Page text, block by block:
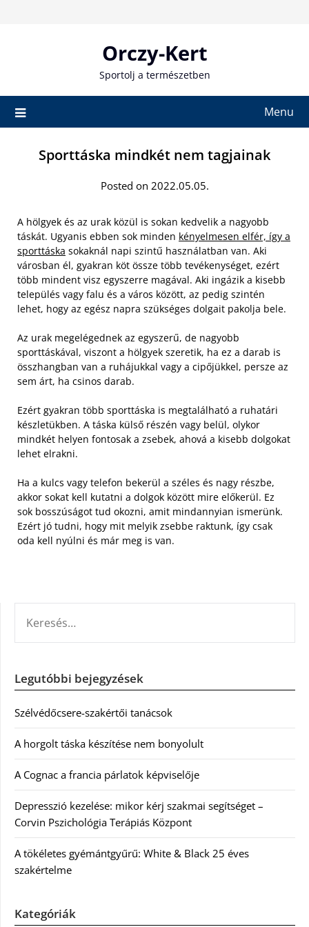
Orczy-Kert
Sportolj a természetben
Menu
Sporttáska mindkét nem tagjainak
Posted on 2022.05.05.
A hölgyek és az urak közül is sokan kedvelik a nagyobb
táskát. Ugyanis ebben sok minden kényelmesen elfér, így a
sporttáska sokaknál napi szintű használatban van. Aki
városban él, gyakran köt össze több tevékenységet, ezért
több mindent visz egyszerre magával. Aki ingázik a kisebb
település vagy falu és a város között, az pedig szintén
lehet, hogy az egész napra szükséges dolgait pakolja bele.
Az urak megelégednek az egyszerű, de nagyobb
sporttáskával, viszont a hölgyek szeretik, ha ez a darab is
összhangban van a ruhájukkal vagy a cipőjükkel, persze az
sem árt, ha csinos darab.
Ezért gyakran több sporttáska is megtalálható a ruhatári
készletükben. A táska külső részén vagy belül, olykor
mindkét helyen fontosak a zsebek, ahová a kisebb dolgokat
lehet elrakni.
Ha a kulcs vagy telefon bekerül a széles és nagy részbe,
akkor sokat kell kutatni a dolgok között mire előkerül. Ez
sok bosszúságot tud okozni, amit mindannyian ismerünk.
Ezért jó tudni, hogy mit melyik zsebbe raktunk, így csak
oda kell nyúlni és már meg is van.
Legutóbbi bejegyzések
Szélvédőcsere-szakértői tanácsok
A horgolt táska készítése nem bonyolult
A Cognac a francia párlatok képviselője
Depresszió kezelése: mikor kérj szakmai segítséget –
Corvin Pszichológia Terápiás Központ
A tökéletes gyémántgyűrű: White & Black 25 éves
szakértelme
Kategóriák